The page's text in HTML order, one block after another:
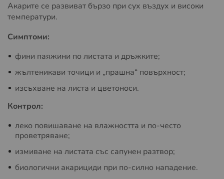
Акарите се развиват бързо при сух въздух и високи
температури.
Симптоми:
фини паяжини по листата и дръжките;
жълтеникави точици и „прашна“ повърхност;
изсъхване на листа и цветоноси.
Контрол:
леко повишаване на влажността и по-често
проветряване;
измиване на листата със сапунен разтвор;
биологични акарициди при по-силно нападение.